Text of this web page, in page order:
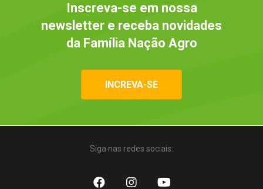
Inscreva-se em nossa
newsletter e receba novidades
da Família Nação Agro
INCREVA-SE
Siga nas redes sociais: